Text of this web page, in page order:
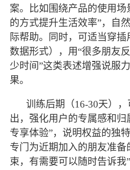
案。比如围绕产品的使用场
的方式提升生活效率”，自
际帮助。同时，可适当穿
数据形式），用“很多朋友
少时间”这类表述增强说服
果。
训练后期（16-30天）
出，强化用户的专属感和归
专享体验”，说明权益的独
专门为近期加入的朋友准
束，有需要可以随时告诉我